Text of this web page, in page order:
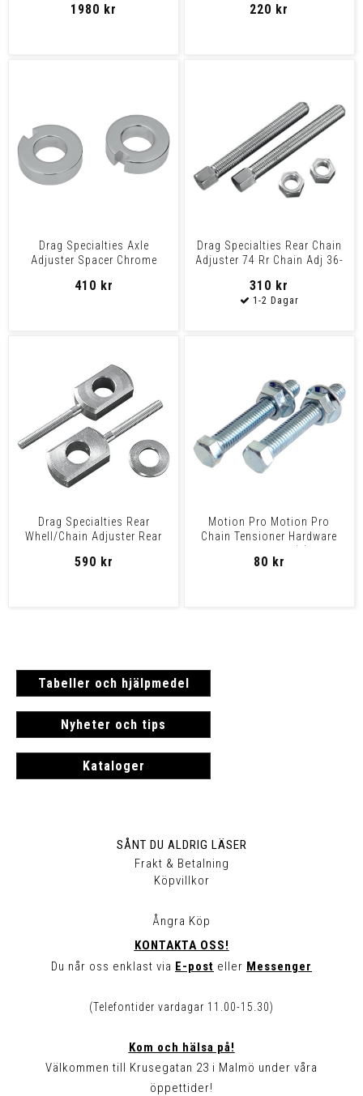
1980 kr 220 kr
Drag Specialties Axle
Adjuster Spacer Chrome
410 kr
Drag Specialties Rear Chain
Adjuster 74 Rr Chain Adj 36-
310 kr
Drag Specialties Rear
Whell/Chain Adjuster Rear
590 kr
Motion Pro Motion Pro
Chain Tensioner Hardware
80 kr
Tabeller och hjälpmedel
Nyheter och tips
Kataloger
SÅNT DU ALDRIG LÄSER
Frakt & Betalning
Köpvillkor
Ångra Köp
KONTAKTA OSS!
Du når oss enklast via E-post eller Messenger
(Telefontider vardagar 11.00-15.30)
Kom och hälsa på!
Välkommen till Krusegatan 23 i Malmö under våra
öppettider!